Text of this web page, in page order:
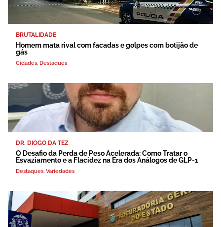
BRUTALIDADE
Homem mata rival com facadas e golpes com botijão de
gás
Cidades, Destaques
DR. DIOGO DA TEZ
O Desafio da Perda de Peso Acelerada: Como Tratar o
Esvaziamento e a Flacidez na Era dos Análogos de GLP-1
Destaques, Variedades